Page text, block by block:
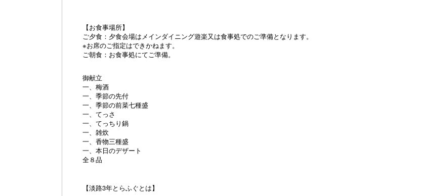
【お食事場所】
ご夕食：夕食会場はメインダイニング遊楽又は食事処でのご準備となります。
※お席のご指定はできかねます。
ご朝食：お食事処にてご準備。
御献立
一、梅酒
一、季節の先付
一、季節の前菜七種盛
一、てっさ
一、てっちり鍋
一、雑炊
一、香物三種盛
一、本日のデザート
全８品
【淡路3年とらふぐとは】